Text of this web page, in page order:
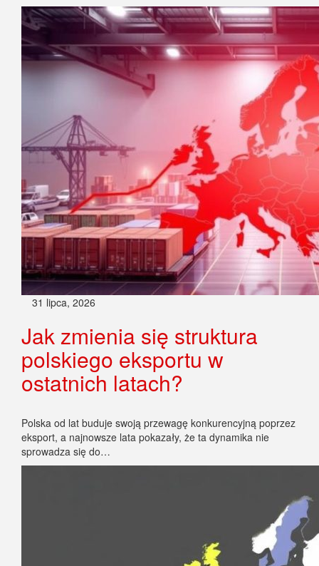
31 lipca, 2026
Jak zmienia się struktura
polskiego eksportu w
ostatnich latach?
Polska od lat buduje swoją przewagę konkurencyjną poprzez
eksport, a najnowsze lata pokazały, że ta dynamika nie
sprowadza się do…